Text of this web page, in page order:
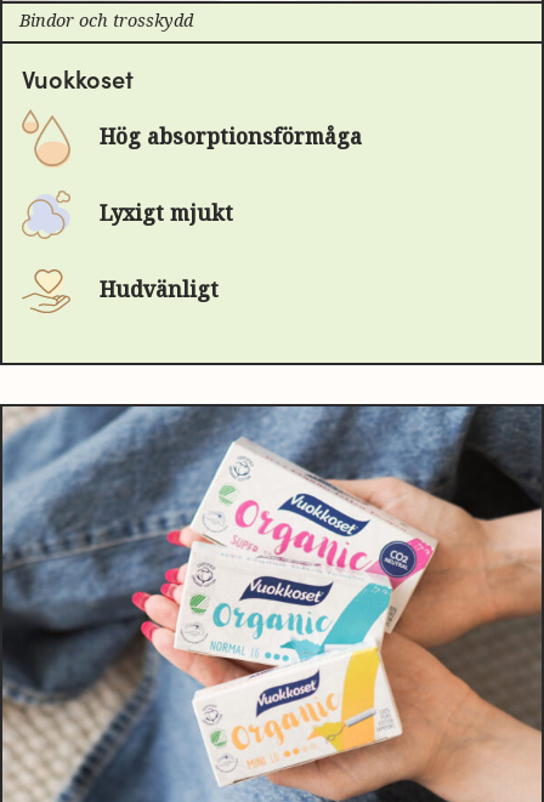
Bindor och trosskydd
Vuokkoset
Hög absorptionsförmåga
Lyxigt mjukt
Hudvänligt